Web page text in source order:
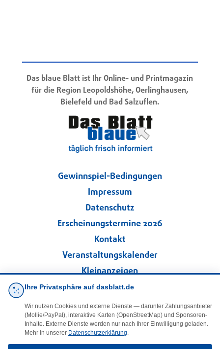
Das blaue Blatt ist Ihr Online- und Printmagazin
für die Region Leopoldshöhe, Oerlinghausen,
Bielefeld und Bad Salzuflen.
Gewinnspiel-Bedingungen
Impressum
Datenschutz
Erscheinungstermine 2026
Kontakt
Veranstaltungskalender
Kleinanzeigen
Folgen Sie uns!
Ihre Privatsphäre auf dasblatt.de
Wir nutzen Cookies und externe Dienste — darunter Zahlungsanbieter
(Mollie/PayPal), interaktive Karten (OpenStreetMap) und Sponsoren-
Inhalte. Externe Dienste werden nur nach Ihrer Einwilligung geladen.
Mehr in unserer Datenschutzerklärung.